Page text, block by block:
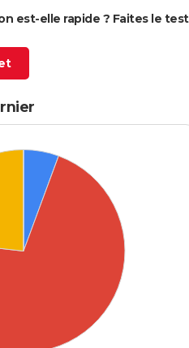
est-elle rapide ? Faites le test